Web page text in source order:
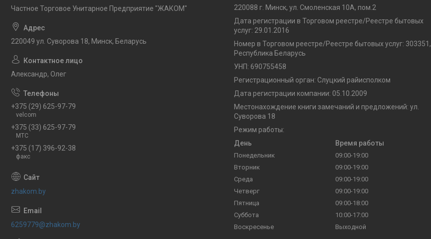
Частное Торговое Унитарное Предприятие "ЖАКОМ"
220049 ул. Суворова 18, Минск, Беларусь
Александр, Олег
+375 (29) 625-97-79
velcom
+375 (33) 625-97-79
МТС
+375 (17) 396-92-38
факс
zhakom.by
6259779@zhakom.by
220088 г. Минск, ул. Смоленская 10A, пом.2
Дата регистрации в Торговом реестре/Реестре бытовых
услуг: 29.01.2016
Номер в Торговом реестре/Реестре бытовых услуг: 303351,
Республика Беларусь
УНП: 690755458
Регистрационный орган: Слуцкий райисполком
Дата регистрации компании: 05.10.2009
Местонахождение книги замечаний и предложений: ул.
Суворова 18
Режим работы:
День
Время работы
Понедельник
09:00-19:00
Вторник
09:00-19:00
Среда
09:00-19:00
Четверг
09:00-19:00
Пятница
09:00-18:00
Суббота
10:00-17:00
Воскресенье
Выходной